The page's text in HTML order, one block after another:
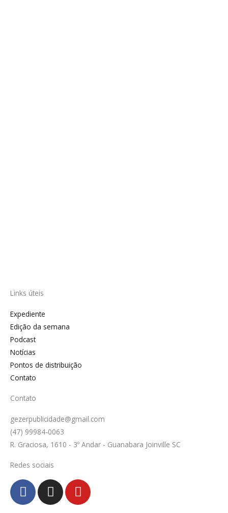
Links úteis
Expediente
Edição da semana
Podcast
Notícias
Pontos de distribuição
Contato
Contato
gezerpublicidade@gmail.com
(47) 99984-0063
R. Graciosa, 1610 - 3º Andar - Guanabara Joinville SC
Redes sociais
F
a
I
n
Y
o